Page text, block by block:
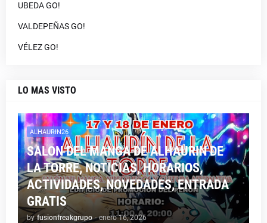
UBEDA GO!
VALDEPEÑAS GO!
VÉLEZ GO!
LO MAS VISTO
ALHAURIN26
SALON DEL MANGA DE ALHAURIN DE
LA TORRE, NOTICIAS, HORARIOS,
ACTIVIDADES, NOVEDADES, ENTRADA
GRATIS
by fusionfreakgrupo - enero 16, 2026